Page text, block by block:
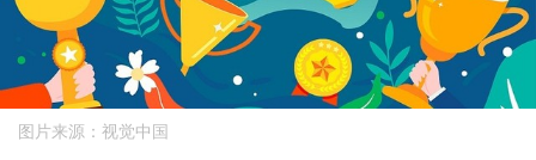
图片来源：视觉中国